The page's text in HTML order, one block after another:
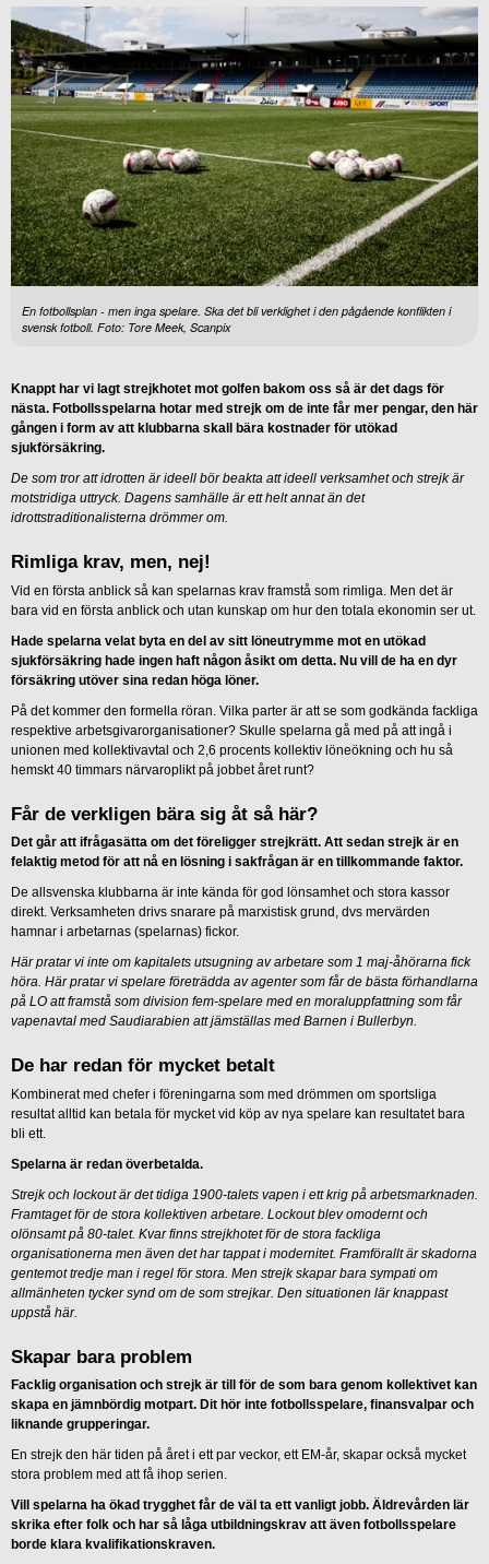
En fotbollsplan - men inga spelare. Ska det bli verklighet i den pågående konflikten i
svensk fotboll. Foto: Tore Meek, Scanpix
Knappt har vi lagt strejkhotet mot golfen bakom oss så är det dags för
nästa. Fotbollsspelarna hotar med strejk om de inte får mer pengar, den här
gången i form av att klubbarna skall bära kostnader för utökad
sjukförsäkring.
De som tror att idrotten är ideell bör beakta att ideell verksamhet och strejk är
motstridiga uttryck. Dagens samhälle är ett helt annat än det
idrottstraditionalisterna drömmer om.
Rimliga krav, men, nej!
Vid en första anblick så kan spelarnas krav framstå som rimliga. Men det är
bara vid en första anblick och utan kunskap om hur den totala ekonomin ser ut.
Hade spelarna velat byta en del av sitt löneutrymme mot en utökad
sjukförsäkring hade ingen haft någon åsikt om detta. Nu vill de ha en dyr
försäkring utöver sina redan höga löner.
På det kommer den formella röran. Vilka parter är att se som godkända fackliga
respektive arbetsgivarorganisationer? Skulle spelarna gå med på att ingå i
unionen med kollektivavtal och 2,6 procents kollektiv löneökning och hu så
hemskt 40 timmars närvaroplikt på jobbet året runt?
Får de verkligen bära sig åt så här?
Det går att ifrågasätta om det föreligger strejkrätt. Att sedan strejk är en
felaktig metod för att nå en lösning i sakfrågan är en tillkommande faktor.
De allsvenska klubbarna är inte kända för god lönsamhet och stora kassor
direkt. Verksamheten drivs snarare på marxistisk grund, dvs mervärden
hamnar i arbetarnas (spelarnas) fickor.
Här pratar vi inte om kapitalets utsugning av arbetare som 1 maj-åhörarna fick
höra. Här pratar vi spelare företrädda av agenter som får de bästa förhandlarna
på LO att framstå som division fem-spelare med en moraluppfattning som får
vapenavtal med Saudiarabien att jämställas med Barnen i Bullerbyn.
De har redan för mycket betalt
Kombinerat med chefer i föreningarna som med drömmen om sportsliga
resultat alltid kan betala för mycket vid köp av nya spelare kan resultatet bara
bli ett.
Spelarna är redan överbetalda.
Strejk och lockout är det tidiga 1900-talets vapen i ett krig på arbetsmarknaden.
Framtaget för de stora kollektiven arbetare. Lockout blev omodernt och
olönsamt på 80-talet. Kvar finns strejkhotet för de stora fackliga
organisationerna men även det har tappat i modernitet. Framförallt är skadorna
gentemot tredje man i regel för stora. Men strejk skapar bara sympati om
allmänheten tycker synd om de som strejkar. Den situationen lär knappast
uppstå här.
Skapar bara problem
Facklig organisation och strejk är till för de som bara genom kollektivet kan
skapa en jämnbördig motpart. Dit hör inte fotbollsspelare, finansvalpar och
liknande grupperingar.
En strejk den här tiden på året i ett par veckor, ett EM-år, skapar också mycket
stora problem med att få ihop serien.
Vill spelarna ha ökad trygghet får de väl ta ett vanligt jobb. Äldrevården lär
skrika efter folk och har så låga utbildningskrav att även fotbollsspelare
borde klara kvalifikationskraven.